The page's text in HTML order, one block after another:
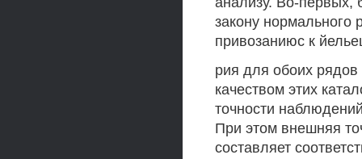
закону
привозаниюс к
рия для обоих рядов
качеством этих
точности
При этом внешняя
составляет